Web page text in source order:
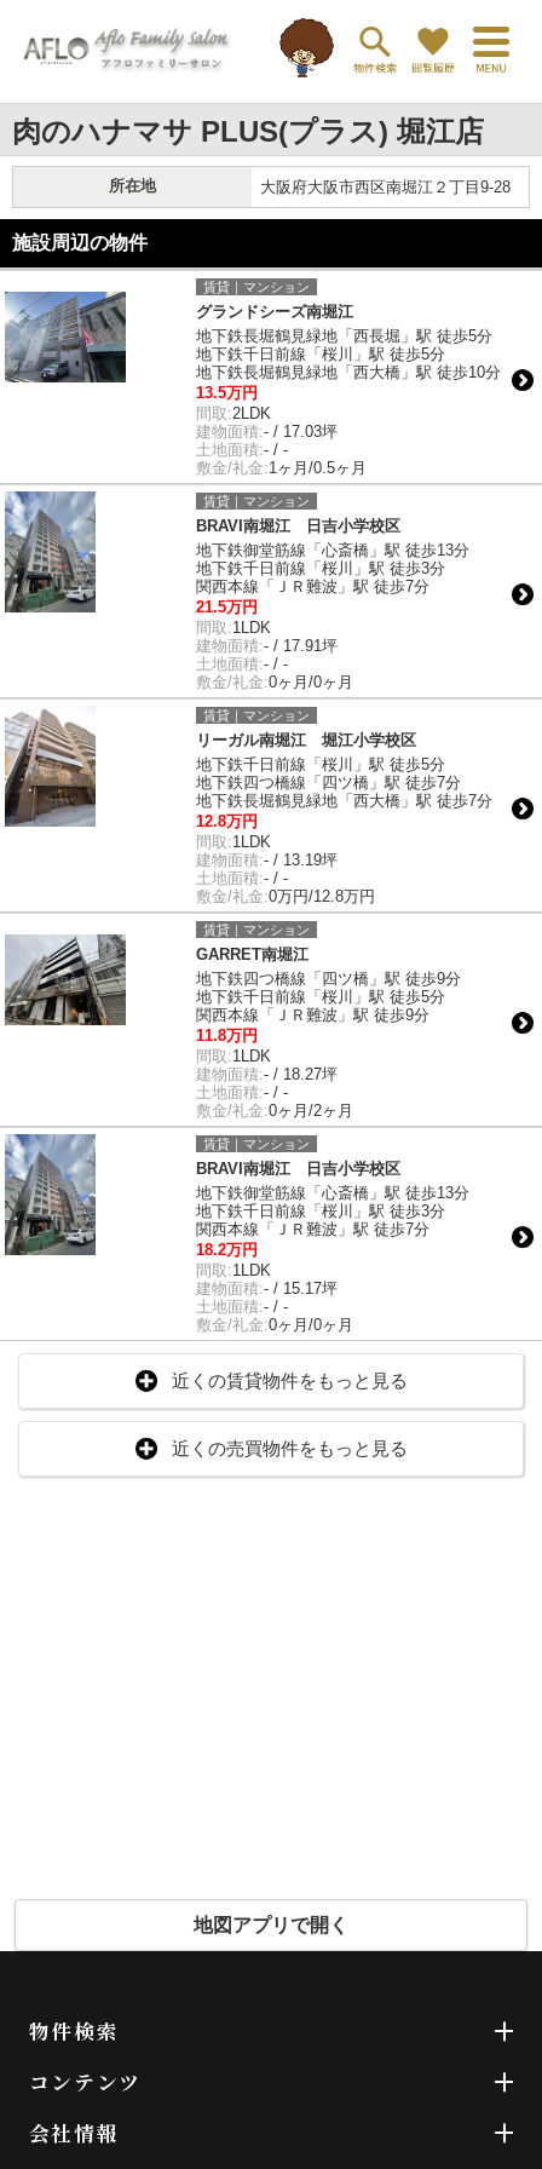
肉のハナマサ PLUS(プラス) 堀江店
所在地 大阪府大阪市西区南堀江２丁目9-28
施設周辺の物件
賃貸｜マンション
グランドシーズ南堀江
地下鉄長堀鶴見緑地「西長堀」駅 徒歩5分
地下鉄千日前線「桜川」駅 徒歩5分
地下鉄長堀鶴見緑地「西大橋」駅 徒歩10分
13.5万円
間取:2LDK
建物面積:- / 17.03坪
土地面積:- / -
敷金/礼金:1ヶ月/0.5ヶ月
賃貸｜マンション
BRAVI南堀江 日吉小学校区
地下鉄御堂筋線「心斎橋」駅 徒歩13分
地下鉄千日前線「桜川」駅 徒歩3分
関西本線「ＪＲ難波」駅 徒歩7分
21.5万円
間取:1LDK
建物面積:- / 17.91坪
土地面積:- / -
敷金/礼金:0ヶ月/0ヶ月
賃貸｜マンション
リーガル南堀江 堀江小学校区
地下鉄千日前線「桜川」駅 徒歩5分
地下鉄四つ橋線「四ツ橋」駅 徒歩7分
地下鉄長堀鶴見緑地「西大橋」駅 徒歩7分
12.8万円
間取:1LDK
建物面積:- / 13.19坪
土地面積:- / -
敷金/礼金:0万円/12.8万円
賃貸｜マンション
GARRET南堀江
地下鉄四つ橋線「四ツ橋」駅 徒歩9分
地下鉄千日前線「桜川」駅 徒歩5分
関西本線「ＪＲ難波」駅 徒歩9分
11.8万円
間取:1LDK
建物面積:- / 18.27坪
土地面積:- / -
敷金/礼金:0ヶ月/2ヶ月
賃貸｜マンション
BRAVI南堀江 日吉小学校区
地下鉄御堂筋線「心斎橋」駅 徒歩13分
地下鉄千日前線「桜川」駅 徒歩3分
関西本線「ＪＲ難波」駅 徒歩7分
18.2万円
間取:1LDK
建物面積:- / 15.17坪
土地面積:- / -
敷金/礼金:0ヶ月/0ヶ月
近くの賃貸物件をもっと見る
近くの売買物件をもっと見る
地図アプリで開く
物件検索
コンテンツ
会社情報